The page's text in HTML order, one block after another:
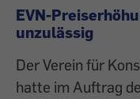
EVN-
unzulässig
Der Verein für
hatte im Auftrag